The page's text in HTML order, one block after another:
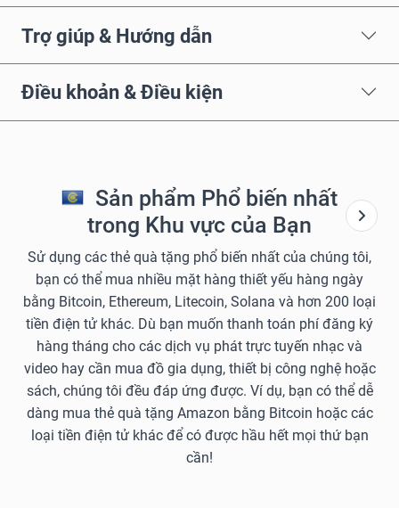
Trợ giúp & Hướng dẫn
Điều khoản & Điều kiện
Sản phẩm Phổ biến nhất
trong Khu vực của Bạn
Sử dụng các thẻ quà tặng phổ biến nhất của chúng tôi,
bạn có thể mua nhiều mặt hàng thiết yếu hàng ngày
bằng Bitcoin, Ethereum, Litecoin, Solana và hơn 200 loại
tiền điện tử khác. Dù bạn muốn thanh toán phí đăng ký
hàng tháng cho các dịch vụ phát trực tuyến nhạc và
video hay cần mua đồ gia dụng, thiết bị công nghệ hoặc
sách, chúng tôi đều đáp ứng được. Ví dụ, bạn có thể dễ
dàng mua thẻ quà tặng Amazon bằng Bitcoin hoặc các
loại tiền điện tử khác để có được hầu hết mọi thứ bạn
cần!